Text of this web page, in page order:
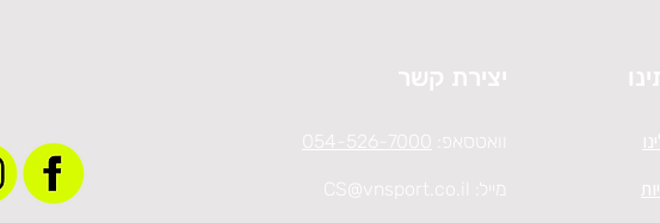
יצירת קשר
וואטסאפ: 054-526-7000
מייל: CS@vnsport.co.il